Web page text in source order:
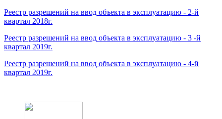
Реестр разрешений на ввод объекта в эксплуатацию - 2-й
квартал 2018г.
Реестр разрешений на ввод объекта в эксплуатацию - 3 -й
квартал 2019г.
Реестр разрешений на ввод объекта в эксплуатацию - 4-й
квартал 2019г.